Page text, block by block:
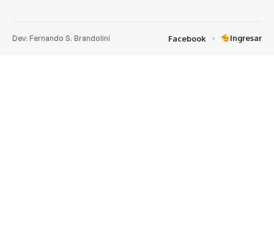
Dev: Fernando S. Brandolini Facebook Ingresar